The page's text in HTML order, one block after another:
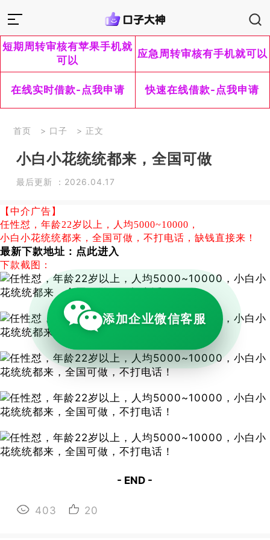
短期周转审核有苹果手机就
可以
应急周转审核有手机就可以
在线实时借款-点我申请 快速在线借款-点我申请
首页 > 口子 > 正文
小白小花统统都来，全国可做
最后更新 ：2026.04.17
【中介广告】
任性怼，年龄22岁以上，人均5000~10000，
小白小花统统都来，全国可做，不打电话，缺钱直接来！
最新下款地址： 点此进入
下款截图：
- END -
403 20
添加企业微信客服